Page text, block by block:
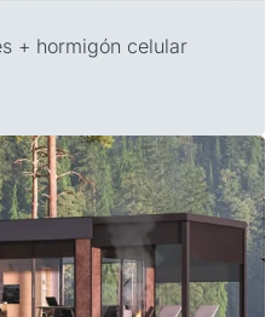
+ hormigón celular